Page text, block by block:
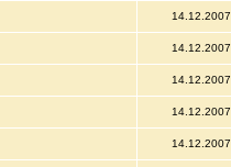
14.12.2007
14.12.2007
14.12.2007
14.12.2007
14.12.2007